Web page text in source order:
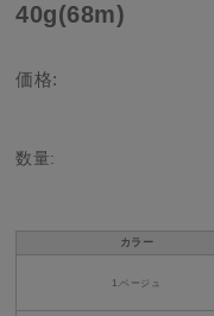
40g(68m)
価格:
数量:
カラー
1.ベージュ